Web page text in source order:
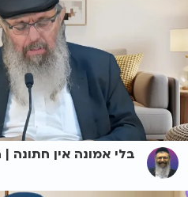
בלי אמונה אין חתונה